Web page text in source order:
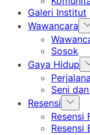
Galeri Institut
Wawancara
Sosok
Gaya Hidup
Seni
Resensi Show
sub
menu
Resensi
Resensi